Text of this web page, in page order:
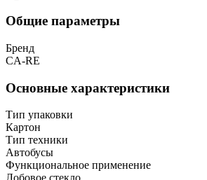
Общие параметры
Бренд
CA-RE
Основные характеристики
Тип упаковки
Картон
Тип техники
Автобусы
Функциональное применение